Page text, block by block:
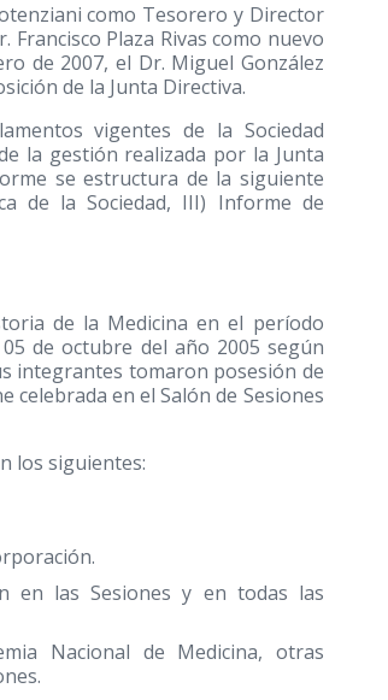
como Tesorero y Director
Francisco Plaza Rivas como nuevo
de 2007, el Dr. Miguel González
de la Junta Directiva.
vigentes de la Sociedad
la gestión realizada por la Junta
se estructura de la siguiente
de la Sociedad, III) Informe de
de la Medicina en el período
de octubre del año 2005 según
integrantes tomaron posesión de
en el Salón de Sesiones
los siguientes:
en las Sesiones y en todas las
Nacional de Medicina, otras